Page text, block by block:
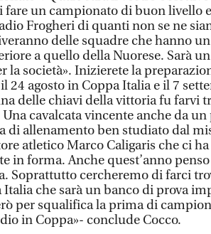
fare un campionato di buon livello
Frogheri di quanti non se ne
delle squadre che hanno
a quello della Nuorese. Sarà
la società». Inizierete la
il 24 agosto in Coppa Italia e il 7
delle chiavi della vittoria fu farvi
cavalcata vincente anche da
di allenamento ben studiato dal
atletico Marco Caligaris che ci
in forma. Anche quest’anno
Soprattutto cercheremo di farci
che sarà un banco di prova
per squalifica la prima di
in Coppa»- conclude Cocco.